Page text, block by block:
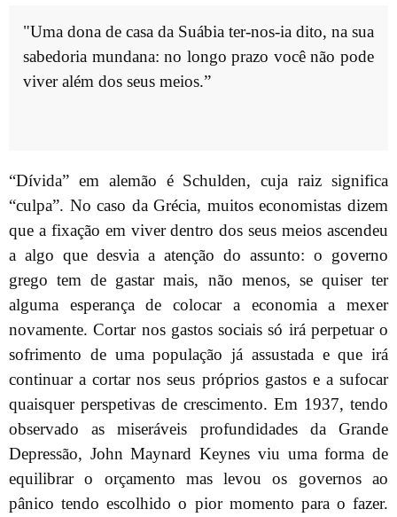
"Uma dona de casa da Suábia ter-nos-ia dito, na sua
sabedoria mundana: no longo prazo você não pode
viver além dos seus meios.”
“Dívida” em alemão é Schulden, cuja raiz significa
“culpa”. No caso da Grécia, muitos economistas dizem
que a fixação em viver dentro dos seus meios ascendeu
a algo que desvia a atenção do assunto: o governo
grego tem de gastar mais, não menos, se quiser ter
alguma esperança de colocar a economia a mexer
novamente. Cortar nos gastos sociais só irá perpetuar o
sofrimento de uma população já assustada e que irá
continuar a cortar nos seus próprios gastos e a sufocar
quaisquer perspetivas de crescimento. Em 1937, tendo
observado as miseráveis profundidades da Grande
Depressão, John Maynard Keynes viu uma forma de
equilibrar o orçamento mas levou os governos ao
pânico tendo escolhido o pior momento para o fazer.